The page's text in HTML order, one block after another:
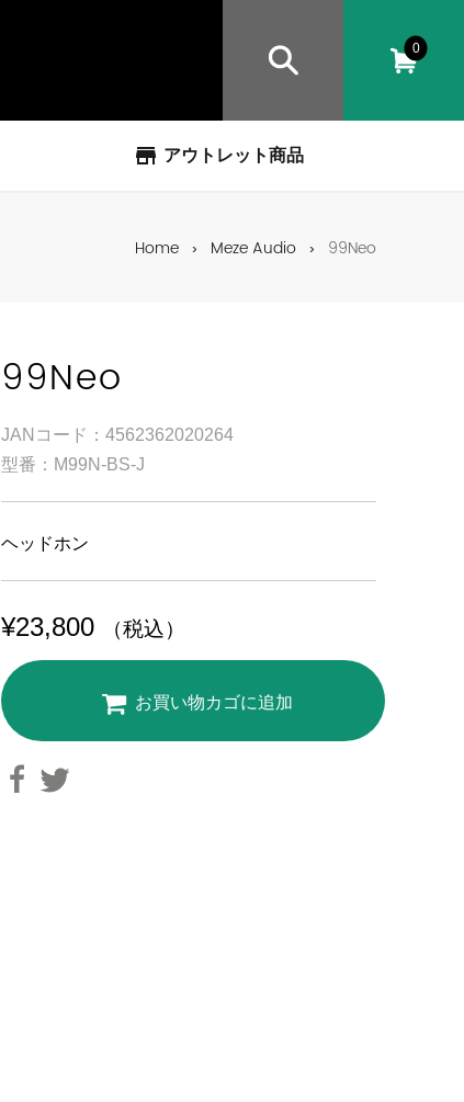
0
store アウトレット商品
Home Meze Audio 99Neo
99Neo
JANコード：4562362020264
型番：M99N-BS-J
ヘッドホン
¥23,800 （税込）
お買い物カゴに追加